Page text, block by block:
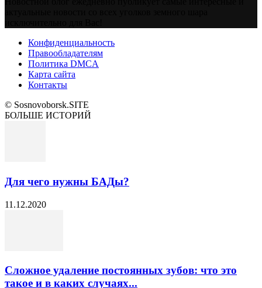
Конфиденциальность
Правообладателям
Политика DMCA
Карта сайта
Контакты
© Sosnovoborsk.SITE
БОЛЬШЕ ИСТОРИЙ
Для чего нужны БАДы?
11.12.2020
Сложное удаление постоянных зубов: что это
такое и в каких случаях...